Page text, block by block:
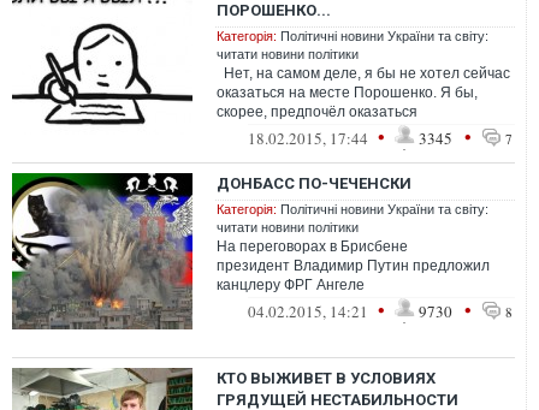
ПОРОШЕНКО...
Категорія: Політичні новини України та світу:
читати новини політики
Нет, на самом деле, я бы не хотел сейчас
оказаться на месте Порошенко. Я бы,
скорее, предпочёл оказаться
единственной уцелевшей жертвой
18.02.2015, 17:44 • 3345 • 7
ДОНБАСС ПО-ЧЕЧЕНСКИ
Категорія: Політичні новини України та світу:
читати новини політики
На переговорах в Брисбене
президент Владимир Путин предложил
канцлеру ФРГ Ангеле
Меркель «чеченский» вариант...
04.02.2015, 14:21 • 9730 • 8
КТО ВЫЖИВЕТ В УСЛОВИЯХ
ГРЯДУЩЕЙ НЕСТАБИЛЬНОСТИ